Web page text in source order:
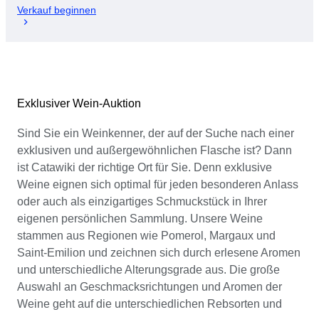
Verkauf beginnen
Exklusiver Wein-Auktion
Sind Sie ein Weinkenner, der auf der Suche nach einer
exklusiven und außergewöhnlichen Flasche ist? Dann
ist Catawiki der richtige Ort für Sie. Denn exklusive
Weine eignen sich optimal für jeden besonderen Anlass
oder auch als einzigartiges Schmuckstück in Ihrer
eigenen persönlichen Sammlung. Unsere Weine
stammen aus Regionen wie Pomerol, Margaux und
Saint-Emilion und zeichnen sich durch erlesene Aromen
und unterschiedliche Alterungsgrade aus. Die große
Auswahl an Geschmacksrichtungen und Aromen der
Weine geht auf die unterschiedlichen Rebsorten und